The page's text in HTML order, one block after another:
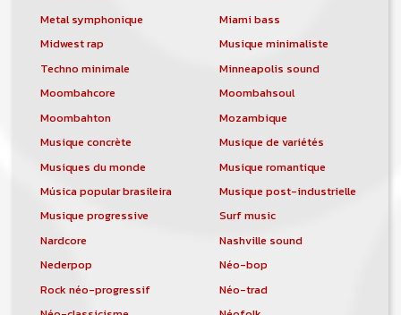
Metal symphonique
Miami bass
Midwest rap
Musique minimaliste
Techno minimale
Minneapolis sound
Moombahcore
Moombahsoul
Moombahton
Mozambique
Musique concrète
Musique de variétés
Musiques du monde
Musique romantique
Música popular brasileira
Musique post-industrielle
Musique progressive
Surf music
Nardcore
Nashville sound
Nederpop
Néo-bop
Rock néo-progressif
Néo-trad